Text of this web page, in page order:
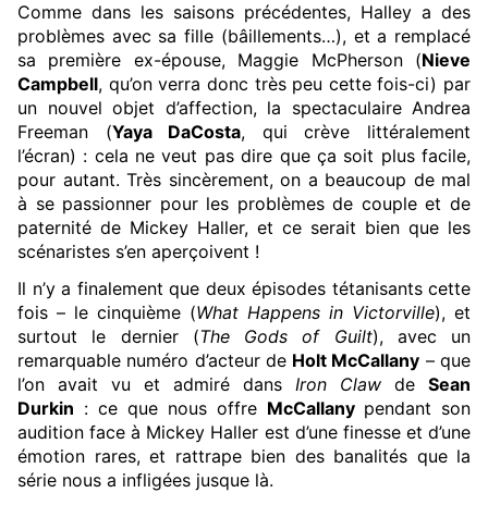
Comme dans les saisons précédentes, Halley a des
problèmes avec sa fille (bâillements…), et a remplacé
sa première ex-épouse, Maggie McPherson (Nieve
Campbell, qu’on verra donc très peu cette fois-ci) par
un nouvel objet d’affection, la spectaculaire Andrea
Freeman (Yaya DaCosta, qui crève littéralement
l’écran) : cela ne veut pas dire que ça soit plus facile,
pour autant. Très sincèrement, on a beaucoup de mal
à se passionner pour les problèmes de couple et de
paternité de Mickey Haller, et ce serait bien que les
scénaristes s’en aperçoivent !
Il n’y a finalement que deux épisodes tétanisants cette
fois – le cinquième (What Happens in Victorville), et
surtout le dernier (The Gods of Guilt), avec un
remarquable numéro d’acteur de Holt McCallany – que
l’on avait vu et admiré dans Iron Claw de Sean
Durkin : ce que nous offre McCallany pendant son
audition face à Mickey Haller est d’une finesse et d’une
émotion rares, et rattrape bien des banalités que la
série nous a infligées jusque là.